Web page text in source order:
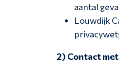
aantal
Louwdijk
2) Contact